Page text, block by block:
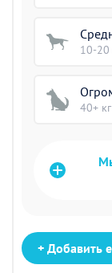
10-20
40+ кг
+ Добавить